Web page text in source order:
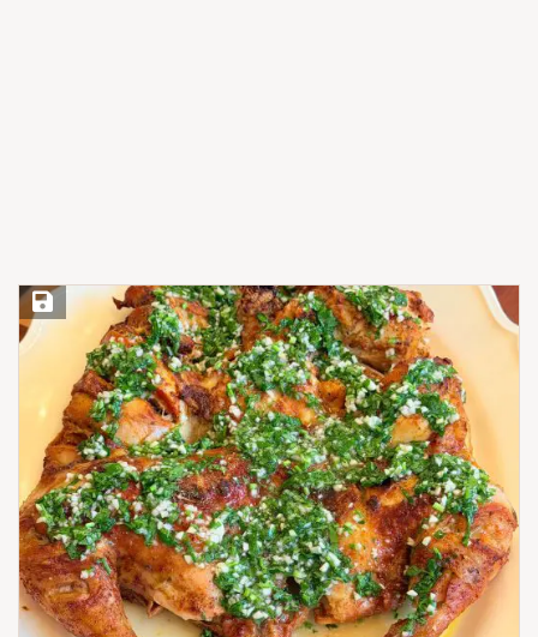
Save Recipe